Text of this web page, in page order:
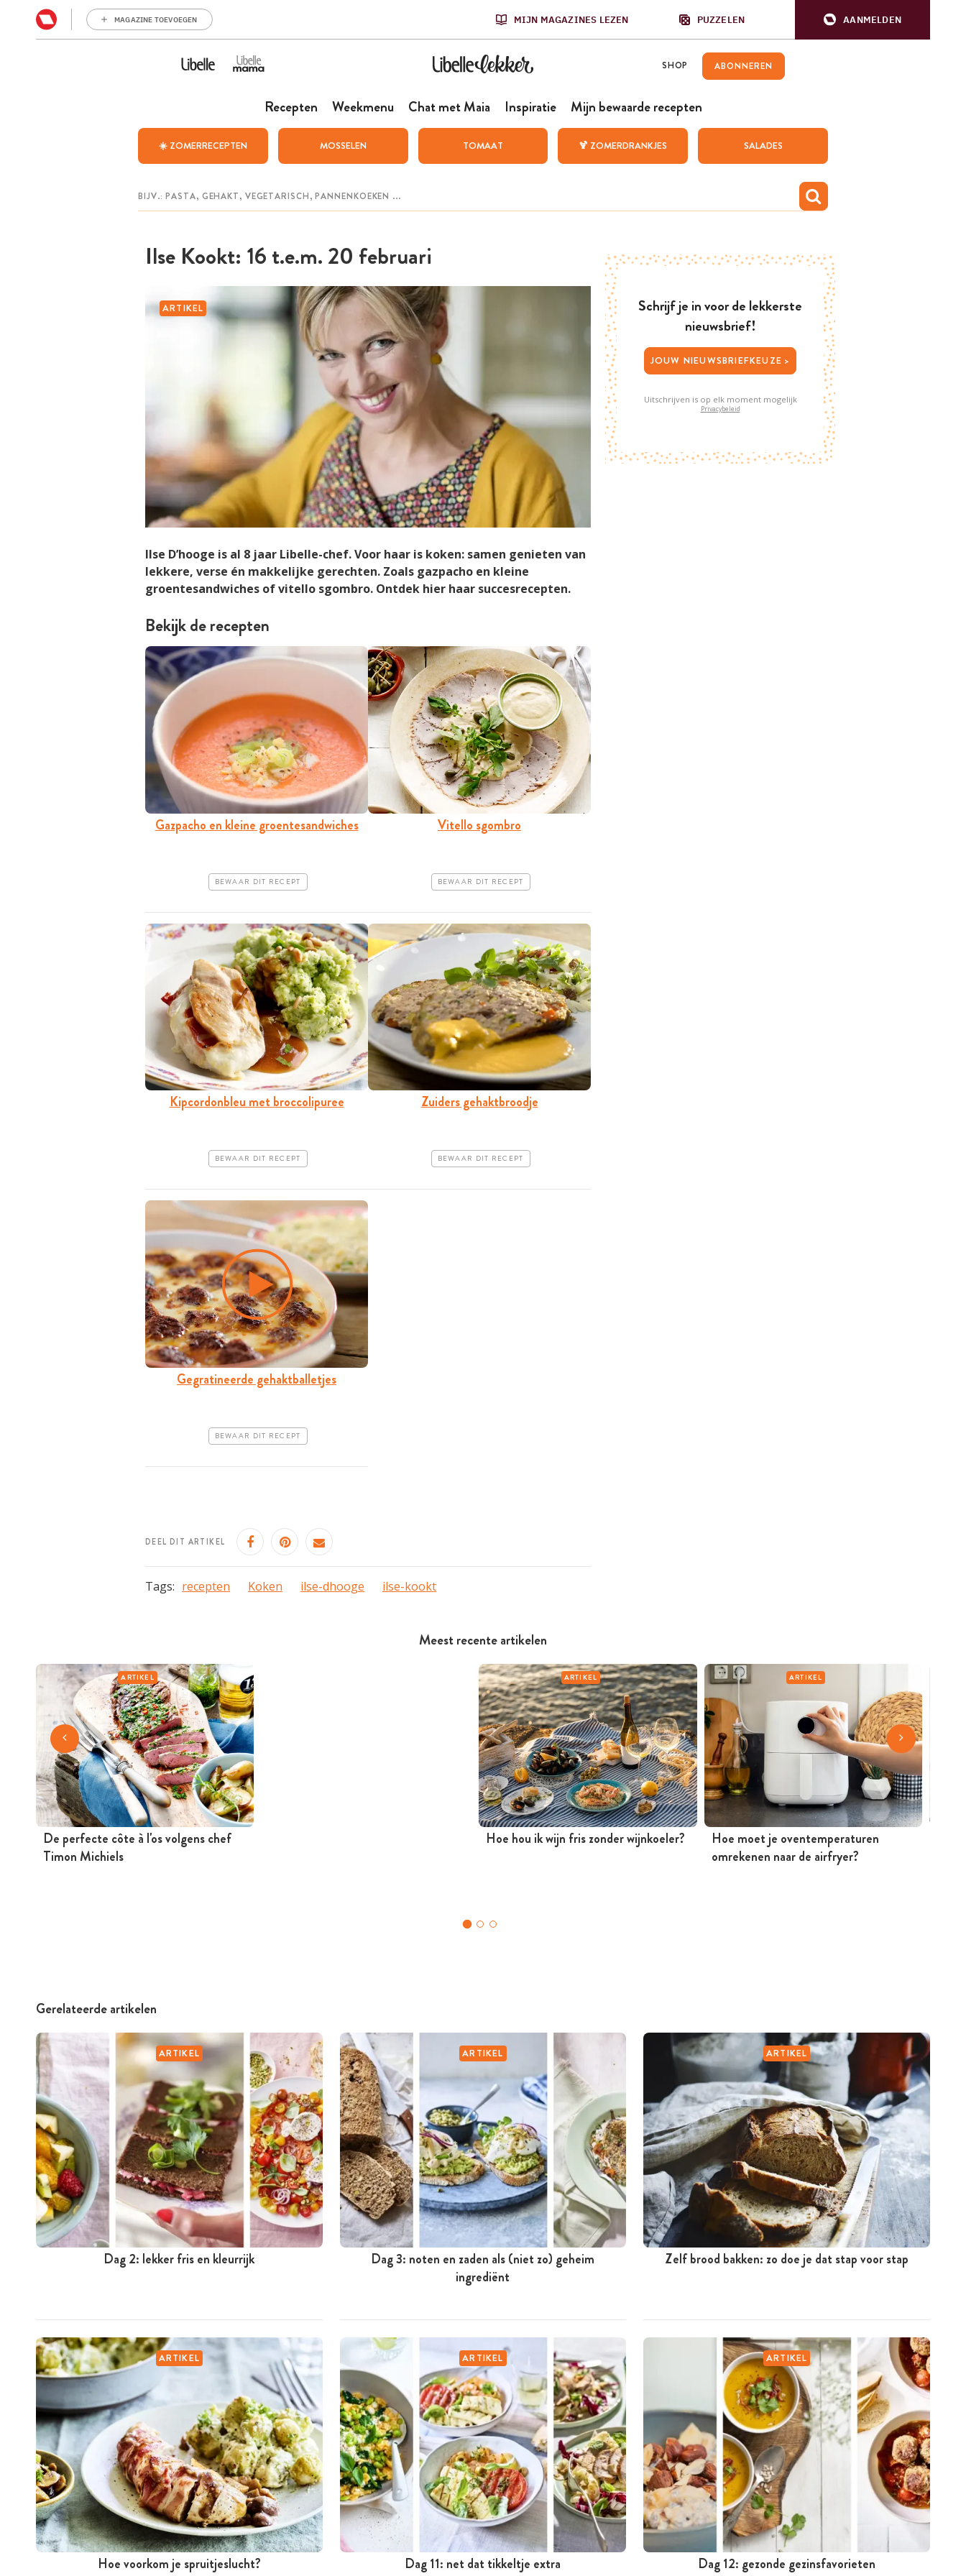
MAGAZINE TOEVOEGEN MIJN MAGAZINES LEZEN PUZZELEN AANMELDEN
SHOP ABONNEREN
Recepten Weekmenu Chat met Maia Inspiratie Mijn bewaarde recepten
☀️ ZOMERRECEPTEN MOSSELEN TOMAAT 🍹 ZOMERDRANKJES SALADES
Meest recente artikelen
ARTIKEL
De perfecte côte à l'os volgens chef
Timon Michiels
ARTIKEL
Hoe hou ik wijn fris zonder wijnkoeler?
ARTIKEL
Hoe moet je oventemperaturen
omrekenen naar de airfryer?
Ilse Kookt: 16 t.e.m. 20 februari
ARTIKEL
Ilse D’hooge is al 8 jaar Libelle-chef. Voor haar is koken: samen genieten van
lekkere, verse én makkelijke gerechten. Zoals gazpacho en kleine
groentesandwiches of vitello sgombro. Ontdek hier haar succesrecepten.
Bekijk de recepten
Gazpacho en kleine groentesandwiches
BEWAAR DIT RECEPT
Vitello sgombro
BEWAAR DIT RECEPT
Kipcordonbleu met broccolipuree
BEWAAR DIT RECEPT
Zuiders gehaktbroodje
BEWAAR DIT RECEPT
Gegratineerde gehaktballetjes
BEWAAR DIT RECEPT
DEEL DIT ARTIKEL
Tags: recepten Koken ilse-dhooge ilse-kookt
Schrijf je in voor de lekkerste
nieuwsbrief!
JOUW NIEUWSBRIEFKEUZE >
Uitschrijven is op elk moment mogelijk
Privacybeleid
Gerelateerde artikelen
ARTIKEL
Dag 2: lekker fris en kleurrijk
ARTIKEL
Dag 3: noten en zaden als (niet zo) geheim
ingrediënt
ARTIKEL
Zelf brood bakken: zo doe je dat stap voor stap
ARTIKEL
Hoe voorkom je spruitjeslucht?
ARTIKEL
Dag 11: net dat tikkeltje extra
ARTIKEL
Dag 12: gezonde gezinsfavorieten